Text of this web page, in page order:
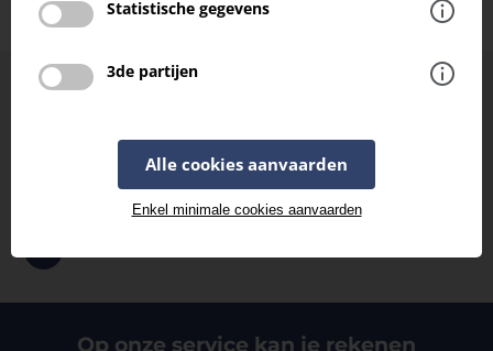
Statistische gegevens
3de partijen
Alle cookies aanvaarden
Enkel minimale cookies aanvaarden
Hulp of advies nodig bij het kiezen van uw filter?
+32 3 326 24 84
Op onze service kan je rekenen